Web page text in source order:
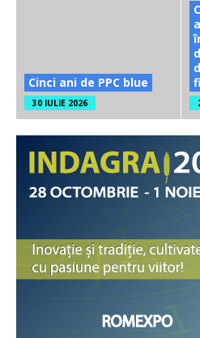
Cinci ani de PPC blue
30 IULIE 2026